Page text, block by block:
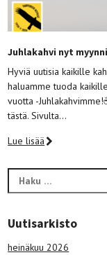
Juhlakahvi nyt
Hyviä uutisia kaikille
haluamme tuoda
vuotta -
tästä. Sivulta…
Lue lisää
Haku:
Uutisarkisto
heinäkuu 2026